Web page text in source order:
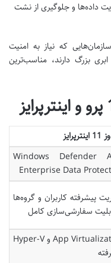
داده‌ها و جلوگیری از نشت
اینترپرایز برای سازمان‌هایی که نیاز به امنیت
بزرگ دارند، مناسب‌ترین
Windows Defender
Enterprise Data
پیشرفته کاربران و گروه‌ها
سفارشی‌سازی کامل
App وHyper-V